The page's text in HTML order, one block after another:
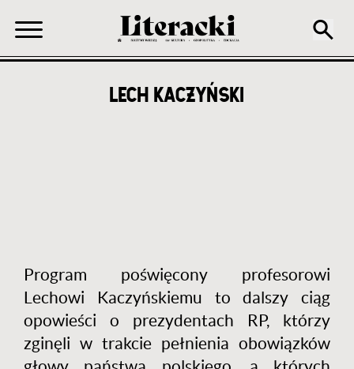
LECH KACZYŃSKI
Program poświęcony profesorowi
Lechowi Kaczyńskiemu to dalszy ciąg
opowieści o prezydentach RP, którzy
zginęli w trakcie pełnienia obowiązków